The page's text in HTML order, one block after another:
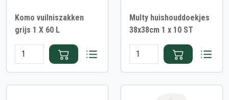
Komo vuilniszakken
grijs 1 X 60 L
Multy huishouddoekjes
38x38cm 1 x 10 ST